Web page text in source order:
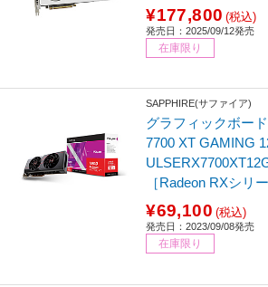
¥177,800 (税込)
発売日：2025/09/12発売
在庫限り
SAPPHIRE(サファイア)
グラフィックボー
7700 XT GAMING
［Radeon RXシリ
¥69,100 (税込)
発売日：2023/09/08発売
在庫限り